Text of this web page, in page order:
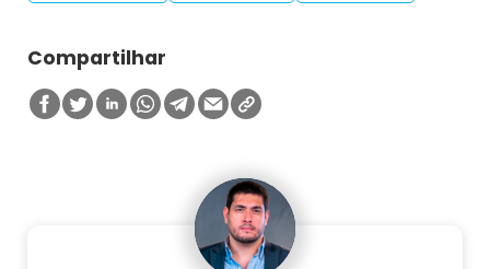
Compartilhar